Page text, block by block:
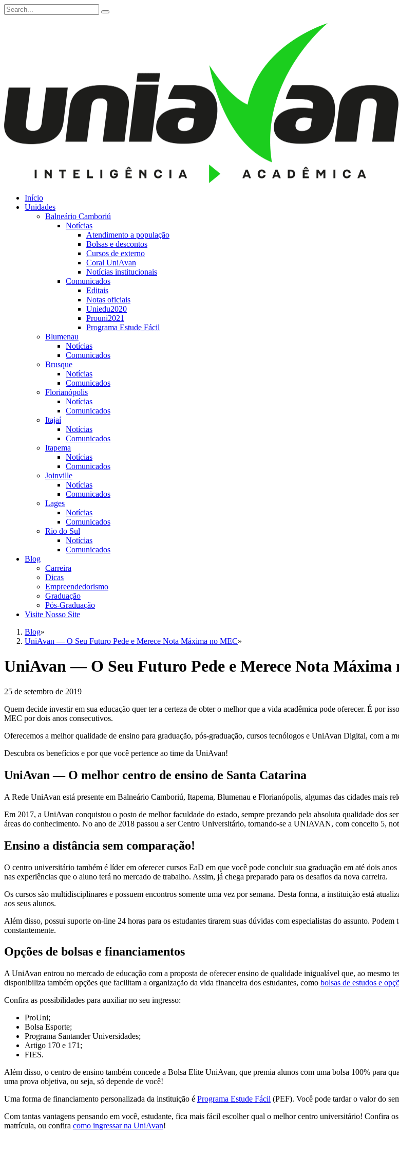
Início
Unidades
Balneário Camboriú
Notícias
Atendimento a população
Bolsas e descontos
Cursos de externo
Coral UniAvan
Notícias institucionais
Comunicados
Editais
Notas oficiais
Uniedu2020
Prouni2021
Programa Estude Fácil
Blumenau
Notícias
Comunicados
Brusque
Notícias
Comunicados
Florianópolis
Notícias
Comunicados
Itajaí
Notícias
Comunicados
Itapema
Notícias
Comunicados
Joinville
Notícias
Comunicados
Lages
Notícias
Comunicados
Rio do Sul
Notícias
Comunicados
Blog
Carreira
Dicas
Empreendedorismo
Graduação
Pós-Graduação
Visite Nosso Site
Blog»
UniAvan — O Seu Futuro Pede e Merece Nota Máxima no MEC»
UniAvan — O Seu Futuro Pede e Merece Nota Máxima
25 de setembro de 2019
Quem decide investir em sua educação quer ter a certeza de obter o melhor que a vida acadêmica pode oferecer. É por
MEC por dois anos consecutivos.
Oferecemos a melhor qualidade de ensino para graduação, pós-graduação, cursos tecnólogos e UniAvan Digital, com a
Descubra os benefícios e por que você pertence ao time da UniAvan!
UniAvan — O melhor centro de ensino de Santa Catarina
A Rede UniAvan está presente em Balneário Camboriú, Itapema, Blumenau e Florianópolis, algumas das cidades mais
Em 2017, a UniAvan conquistou o posto de melhor faculdade do estado, sempre prezando pela absoluta qualidade dos
áreas do conhecimento. No ano de 2018 passou a ser Centro Universitário, tornando-se a UNIAVAN, com conceito 5,
Ensino a distância sem comparação!
O centro universitário também é líder em oferecer cursos EaD em que você pode concluir sua graduação em até dois
nas experiências que o aluno terá no mercado de trabalho. Assim, já chega preparado para os desafios da nova carreira.
Os cursos são multidisciplinares e possuem encontros somente uma vez por semana. Desta forma, a instituição está
aos seus alunos.
Além disso, possui suporte on-line 24 horas para os estudantes tirarem suas dúvidas com especialistas do assunto.
constantemente.
Opções de bolsas e financiamentos
A UniAvan entrou no mercado de educação com a proposta de oferecer ensino de qualidade inigualável que, ao mesmo
disponibiliza também opções que facilitam a organização da vida financeira dos estudantes, como bolsas de estudos e
Confira as possibilidades para auxiliar no seu ingresso:
ProUni;
Bolsa Esporte;
Programa Santander Universidades;
Artigo 170 e 171;
FIES.
Além disso, o centro de ensino também concede a Bolsa Elite UniAvan, que premia alunos com uma bolsa 100% para
uma prova objetiva, ou seja, só depende de você!
Uma forma de financiamento personalizada da instituição é Programa Estude Fácil (PEF). Você pode tardar o valor do
Com tantas vantagens pensando em você, estudante, fica mais fácil escolher qual o melhor centro universitário! Confira
matrícula, ou confira como ingressar na UniAvan!